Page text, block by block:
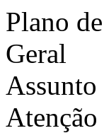
Plano
Geral
Assunto